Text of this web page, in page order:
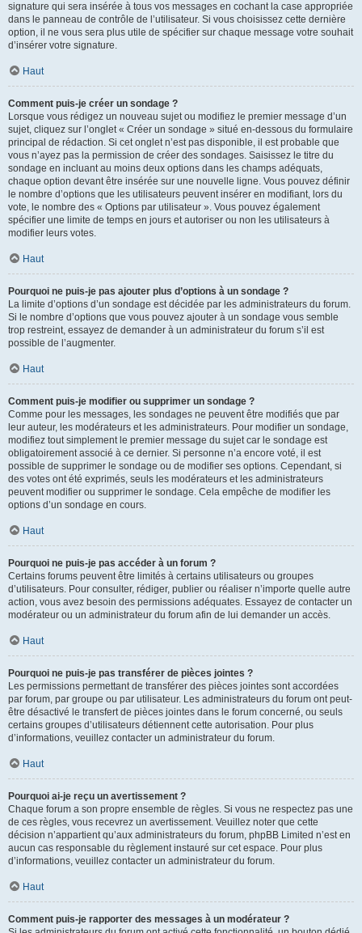
signature qui sera insérée à tous vos messages en cochant la case appropriée
dans le panneau de contrôle de l’utilisateur. Si vous choisissez cette dernière
option, il ne vous sera plus utile de spécifier sur chaque message votre souhait
d’insérer votre signature.
Haut
Comment puis-je créer un sondage ?
Lorsque vous rédigez un nouveau sujet ou modifiez le premier message d’un
sujet, cliquez sur l’onglet « Créer un sondage » situé en-dessous du formulaire
principal de rédaction. Si cet onglet n’est pas disponible, il est probable que
vous n’ayez pas la permission de créer des sondages. Saisissez le titre du
sondage en incluant au moins deux options dans les champs adéquats,
chaque option devant être insérée sur une nouvelle ligne. Vous pouvez définir
le nombre d’options que les utilisateurs peuvent insérer en modifiant, lors du
vote, le nombre des « Options par utilisateur ». Vous pouvez également
spécifier une limite de temps en jours et autoriser ou non les utilisateurs à
modifier leurs votes.
Haut
Pourquoi ne puis-je pas ajouter plus d’options à un sondage ?
La limite d’options d’un sondage est décidée par les administrateurs du forum.
Si le nombre d’options que vous pouvez ajouter à un sondage vous semble
trop restreint, essayez de demander à un administrateur du forum s’il est
possible de l’augmenter.
Haut
Comment puis-je modifier ou supprimer un sondage ?
Comme pour les messages, les sondages ne peuvent être modifiés que par
leur auteur, les modérateurs et les administrateurs. Pour modifier un sondage,
modifiez tout simplement le premier message du sujet car le sondage est
obligatoirement associé à ce dernier. Si personne n’a encore voté, il est
possible de supprimer le sondage ou de modifier ses options. Cependant, si
des votes ont été exprimés, seuls les modérateurs et les administrateurs
peuvent modifier ou supprimer le sondage. Cela empêche de modifier les
options d’un sondage en cours.
Haut
Pourquoi ne puis-je pas accéder à un forum ?
Certains forums peuvent être limités à certains utilisateurs ou groupes
d’utilisateurs. Pour consulter, rédiger, publier ou réaliser n’importe quelle autre
action, vous avez besoin des permissions adéquates. Essayez de contacter un
modérateur ou un administrateur du forum afin de lui demander un accès.
Haut
Pourquoi ne puis-je pas transférer de pièces jointes ?
Les permissions permettant de transférer des pièces jointes sont accordées
par forum, par groupe ou par utilisateur. Les administrateurs du forum ont peut-
être désactivé le transfert de pièces jointes dans le forum concerné, ou seuls
certains groupes d’utilisateurs détiennent cette autorisation. Pour plus
d’informations, veuillez contacter un administrateur du forum.
Haut
Pourquoi ai-je reçu un avertissement ?
Chaque forum a son propre ensemble de règles. Si vous ne respectez pas une
de ces règles, vous recevrez un avertissement. Veuillez noter que cette
décision n’appartient qu’aux administrateurs du forum, phpBB Limited n’est en
aucun cas responsable du règlement instauré sur cet espace. Pour plus
d’informations, veuillez contacter un administrateur du forum.
Haut
Comment puis-je rapporter des messages à un modérateur ?